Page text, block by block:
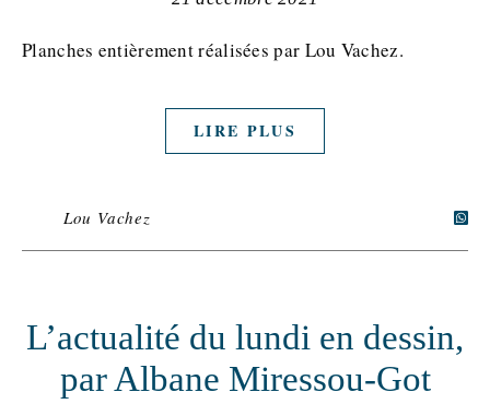
Planches entièrement réalisées par Lou Vachez.
LIRE PLUS
Lou Vachez
L’actualité du lundi en dessin,
par Albane Miressou-Got